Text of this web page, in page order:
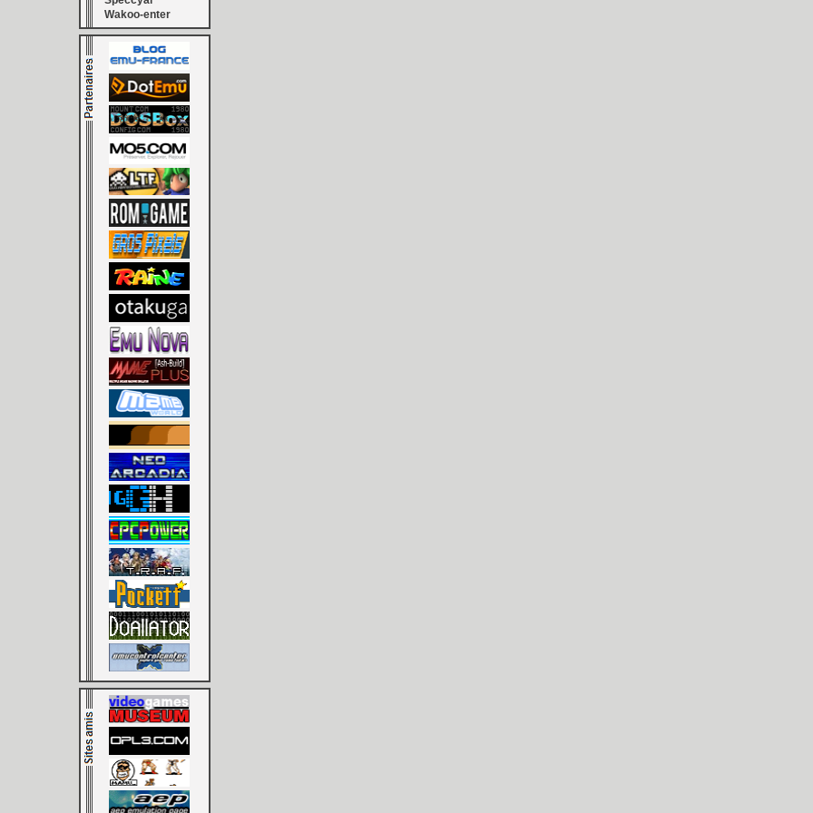
[GK] Déjà des
[Mo5] Brickboy cherche à
[GK] Minecraft et ses «
[GK] Beast of
[GK] Mémoire cash -
[GK] Dan Houser (GTA)
[GK] Comment EA Sports
[GK] Crimson Moon : un
[GK] Isle of Reveries : le
[GK] Moonlighter 2 : The
[GK] Capcom relance
[Mo5] Deux inédits du
Wakoo-enter